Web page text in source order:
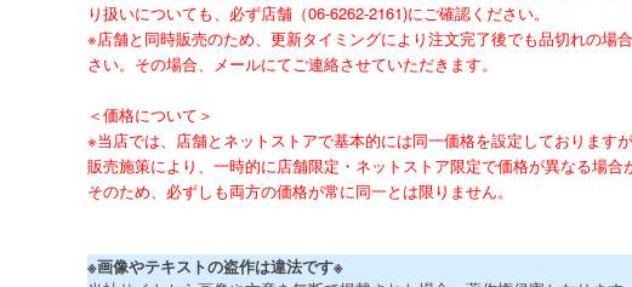
り扱いについても、必ず店舗（06-6262-2161)にご確認ください。
※店舗と同時販売のため、更新タイミングにより注文完了後でも品切れの場
さい。その場合、メールにてご連絡させていただきます。
＜価格について＞
※当店では、店舗とネットストアで基本的には同一価格を設定しております
販売施策により、一時的に店舗限定・ネットストア限定で価格が異なる場合
そのため、必ずしも両方の価格が常に同一とは限りません。
※画像やテキストの盗作は違法です※